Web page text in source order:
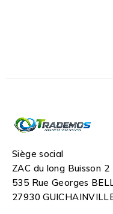
Siège social
ZAC du long Buisson 2
535 Rue Georges
27930